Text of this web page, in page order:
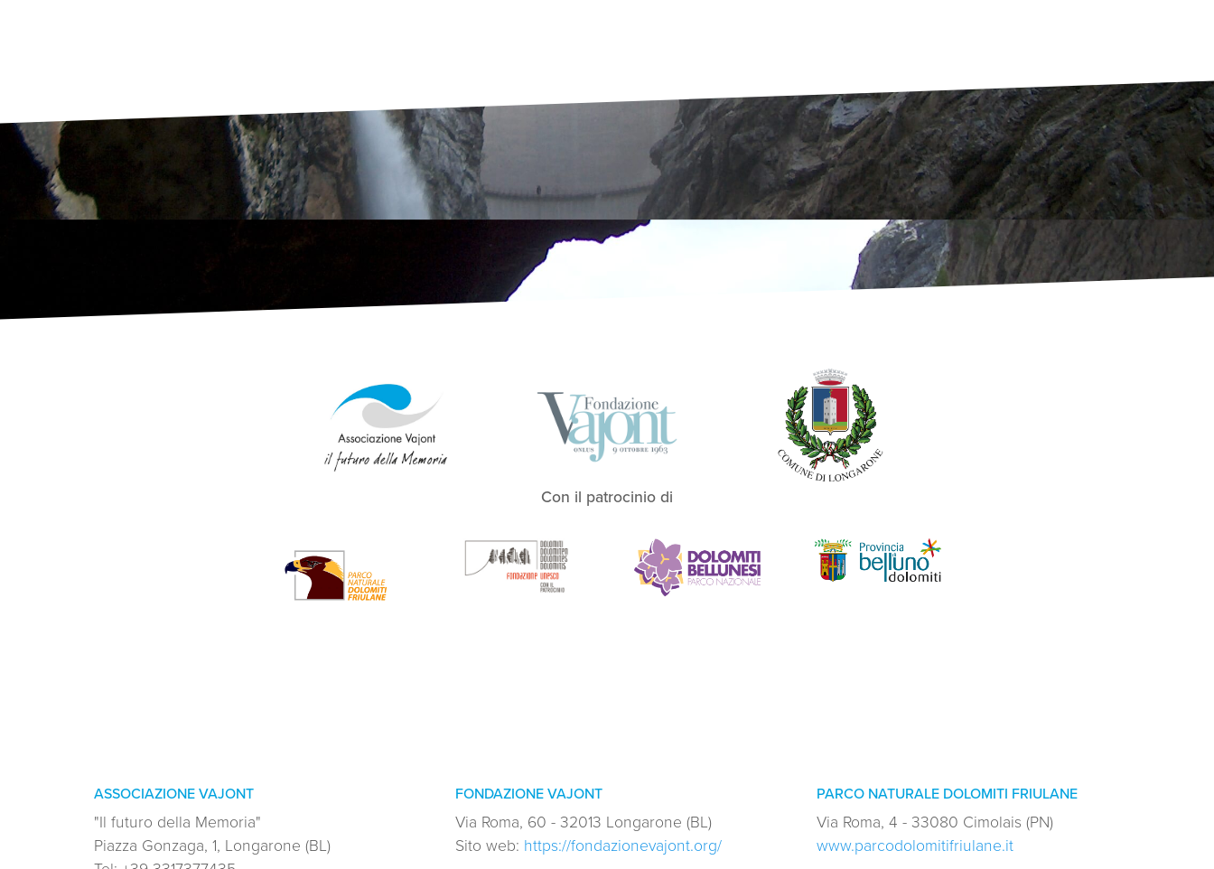
Con il patrocinio di
ASSOCIAZIONE VAJONT
"Il futuro della Memoria"
Piazza Gonzaga, 1, Longarone (BL)
FONDAZIONE VAJONT
Via Roma, 60 - 32013 Longarone (BL)
Sito web: https://fondazionevajont.org/
PARCO NATURALE DOLOMITI FRIULANE
Via Roma, 4 - 33080 Cimolais (PN)
www.parcodolomitifriulane.it